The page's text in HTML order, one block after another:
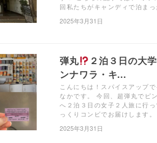
回私たちがキャンディで泊まっ
2025年3月31日
弾丸
２泊３日の大
ンナワラ・キ...
こんにちは！スパイスアップ
なかです。 今回、超弾丸でピ
へ２泊３日の女子２人旅に行
っくりコンビでお届けします。
2025年3月31日